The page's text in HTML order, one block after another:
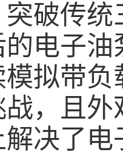
破传
电子
拟带负
，且
决了电